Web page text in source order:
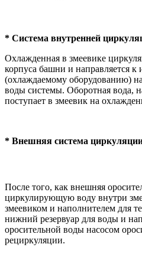
* Система внутренней
Охлажденная в змеевике
корпуса башни и направляется к
(охлаждаемому оборудованию)
воды системы. Оборотная вода,
поступает в змеевик на
* Внешняя система
После того, как внешняя
циркулирующую воду внутри
змеевиком и наполнителем для
нижний резервуар для воды и
оросительной воды насосом
рециркуляции.